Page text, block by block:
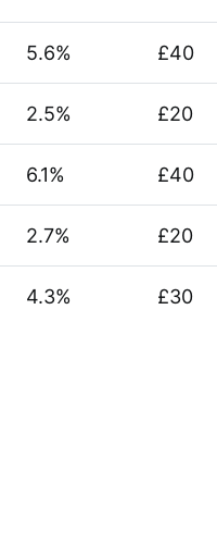
5.6% £40
2.5% £20
6.1% £40
2.7% £20
4.3% £30